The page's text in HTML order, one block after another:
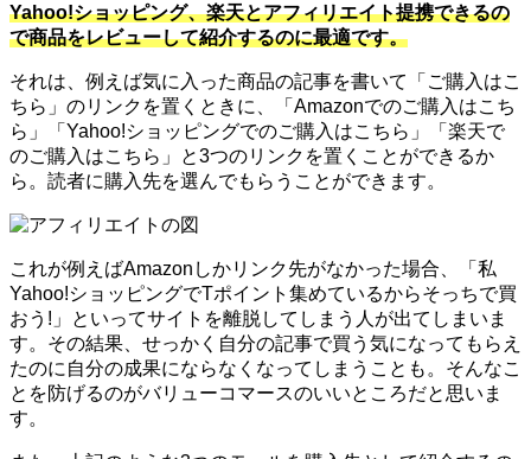
Yahoo!ショッピング、楽天とアフィリエイト提携できるの
で商品をレビューして紹介するのに最適です。
それは、例えば気に入った商品の記事を書いて「ご購入はこ
ちら」のリンクを置くときに、「Amazonでのご購入はこち
ら」「Yahoo!ショッピングでのご購入はこちら」「楽天で
のご購入はこちら」と3つのリンクを置くことができるか
ら。読者に購入先を選んでもらうことができます。
これが例えばAmazonしかリンク先がなかった場合、「私
Yahoo!ショッピングでTポイント集めているからそっちで買
おう!」といってサイトを離脱してしまう人が出てしまいま
す。その結果、せっかく自分の記事で買う気になってもらえ
たのに自分の成果にならなくなってしまうことも。そんなこ
とを防げるのがバリューコマースのいいところだと思いま
す。